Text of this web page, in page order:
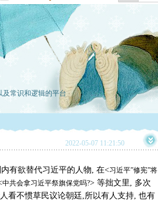
及常识和逻辑的平台
2022-05-07 11:21:50
有欲替代习近平的人物, 在<习近平”修宪”将
中共会拿习近平祭旗保党吗?> 等拙文里, 多次
看不惯草民议论朝廷,所以有人支持, 也有